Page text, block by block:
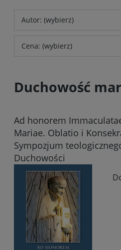
Autor: (wybierz)
Cena: (wybierz)
Duchowość
Ad honorem
Mariae. Oblatio i
Sympozjum
Duchowości